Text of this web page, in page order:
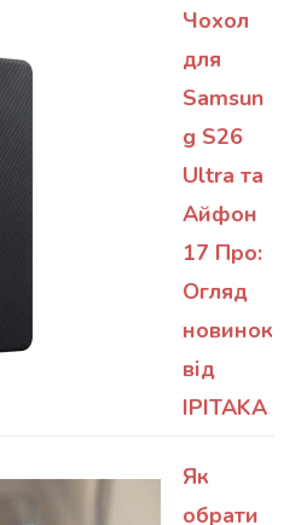
Чохол
для
Samsun
g S26
Ultra та
Айфон
17 Про:
Огляд
новинок
від
IPITAKA
Як
обрати